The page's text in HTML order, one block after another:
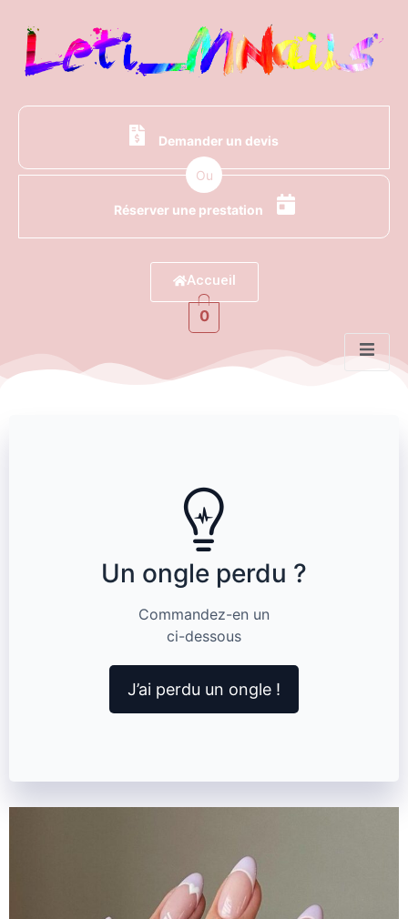
Demander un devis
Ou
Réserver une prestation
Accueil
0
Un ongle perdu ?
Commandez-en un
ci-dessous
J’ai perdu un ongle !